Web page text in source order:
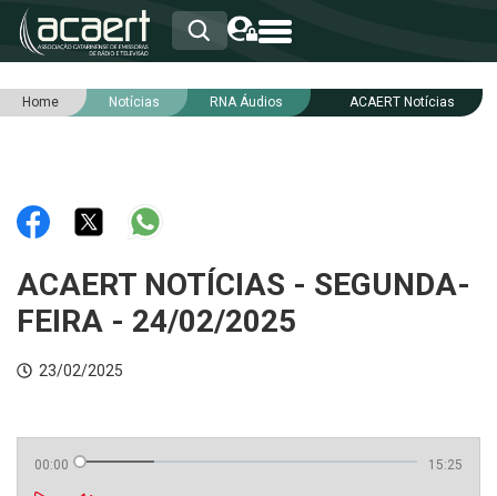
HOME
RNA
NOTÍCIAS
INTEGRIDADE
Home Notícias RNA Áudios ACAERT Notícias
ACAERT NOTÍCIAS - SEGUNDA-
FEIRA - 24/02/2025
23/02/2025
00:00 15:25